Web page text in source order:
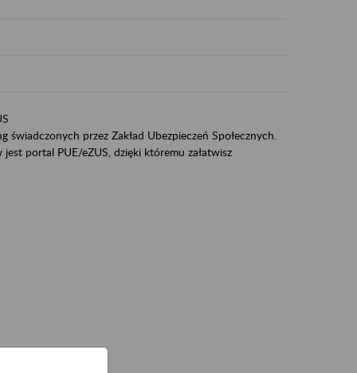
przez Zakład Ubezpieczeń Społecznych.
portal PUE/eZUS, dzięki któremu załatwisz